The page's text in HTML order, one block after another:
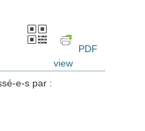
PDF
view
e-s par :